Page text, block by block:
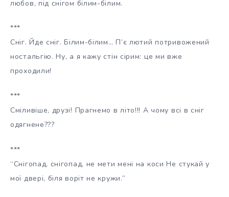
любов, під снігом білим-білим.
***
Сніг. Йде сніг. Білим-білим… П’є лютий потривожений
ностальгію. Ну, а я кажу стін сірим: це ми вже
проходили!
***
Сміливіше, друзі! Прагнемо в літо!!! А чому всі в сніг
одягнене???
***
“Снігопад, снігопад, не мети мені на коси Не стукай у
мої двері, біля воріт не кружи.”